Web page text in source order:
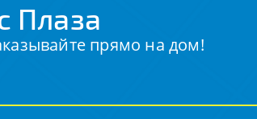
Плаза
прямо на дом!